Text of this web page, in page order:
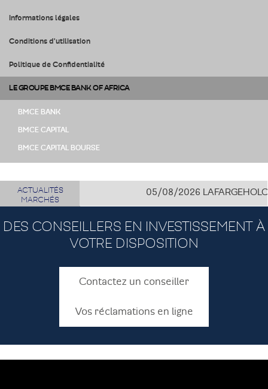
Informations légales
Conditions d'utilisation
Politique de Confidentialité
LE GROUPE BMCE BANK OF AFRICA
BMCE BANK
BMCE CAPITAL
BMCE CAPITAL BOURSE
ACTUALITÉS
MARCHÉS
05/08/2026
DES CONSEILLERS EN INVESTISSEMENT À
VOTRE DISPOSITION
Contactez un conseiller
Vos réclamations en ligne